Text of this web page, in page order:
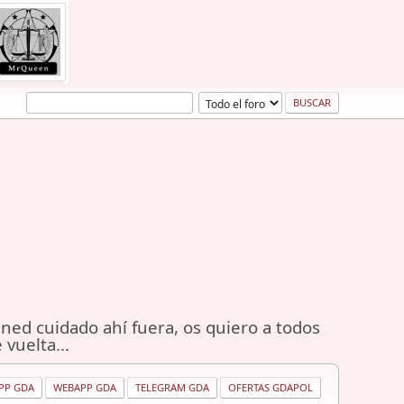
cuidado ahí fuera, os quiero a todos
vuelta...
GDA WEBAPP GDA TELEGRAM GDA OFERTAS GDAPOL